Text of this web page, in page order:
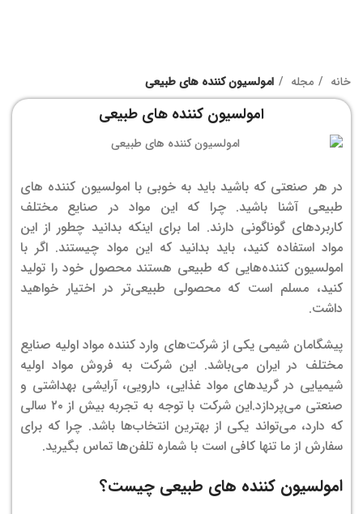
خانه مجله امولسیون کننده های طبیعی
امولسیون کننده های طبیعی
در هر صنعتی که باشید باید به خوبی با امولسیون کننده های
طبیعی آشنا باشید. چرا که این مواد در صنایع مختلف
کاربردهای گوناگونی دارند. اما برای اینکه بدانید چطور از این
مواد استفاده کنید، باید بدانید که این مواد چیستند. اگر با
امولسیون کننده‌هایی که طبیعی هستند محصول خود را تولید
کنید، مسلم است که محصولی طبیعی‌تر در اختیار خواهید
داشت.
پیشگامان شیمی یکی از شرکت‌های وارد کننده مواد اولیه صنایع
مختلف در ایران می‌باشد. این شرکت به فروش مواد اولیه
شیمیایی در گریدهای مواد غذایی، دارویی، آرایشی بهداشتی و
صنعتی می‌پردازد.
این شرکت با توجه به تجربه بیش از ۲۰ سالی
که دارد، می‌تواند یکی از بهترین انتخاب‌ها باشد. چرا که برای
سفارش از ما تنها کافی است با شماره تلفن‌ها تماس بگیرید.
امولسیون کننده های طبیعی چیست؟